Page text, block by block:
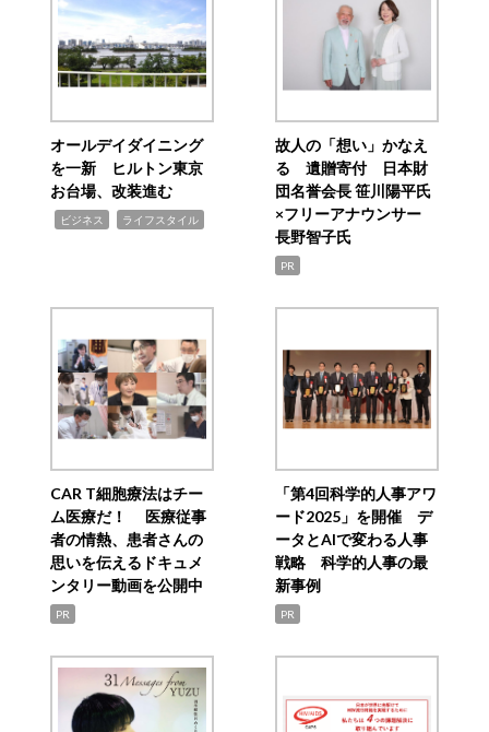
オールデイダイニング
を一新 ヒルトン東京
お台場、改装進む
ビジネス ライフスタイル
故人の「想い」かなえ
る 遺贈寄付 日本財
団名誉会長 笹川陽平氏
×フリーアナウンサー
長野智子氏
PR
CAR T細胞療法はチー
ム医療だ！ 医療従事
者の情熱、患者さんの
思いを伝えるドキュメ
ンタリー動画を公開中
PR
「第4回科学的人事アワ
ード2025」を開催 デ
ータとAIで変わる人事
戦略 科学的人事の最
新事例
PR